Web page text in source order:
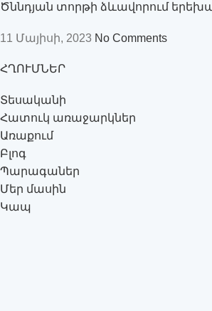
Ծննդյան տորթի ձևավորում
11 Մայիսի, 2023 No Comments
ՀՂՈՒՄՆԵՐ
Տեսականի
Հատուկ առաջարկներ
Առաքում
Բլոգ
Պարագաներ
Մեր մասին
Կապ